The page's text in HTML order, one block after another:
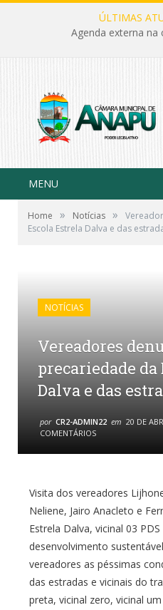
ÚLTIMAS
Agenda externa na
MENU
Home » Notícias »
Escola Estrela Dalva e das
NOTÍCIAS
Vereadores
precariedade da
Dalva e das
por CR2-ADMIN22 em 20 DE
COMENTÁRIOS
Visita dos vereadores
Neliene, Jairo Anacleto e
Estrela Dalva, vicinal 03
desenvolvimento
vereadores as péssimas
das estradas e vicinais do
preta, vicinal zero, vicinal